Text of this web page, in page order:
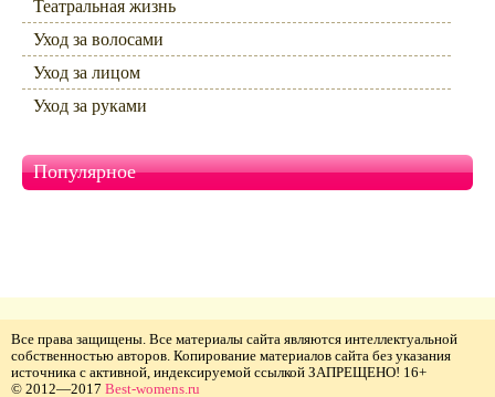
Театральная жизнь
Уход за волосами
Уход за лицом
Уход за руками
Популярное
Все права защищены. Все материалы сайта являются интеллектуальной
собственностью авторов. Копирование материалов сайта без указания
источника с активной, индексируемой ссылкой ЗАПРЕЩЕНО! 16+
© 2012—2017 Best-womens.ru